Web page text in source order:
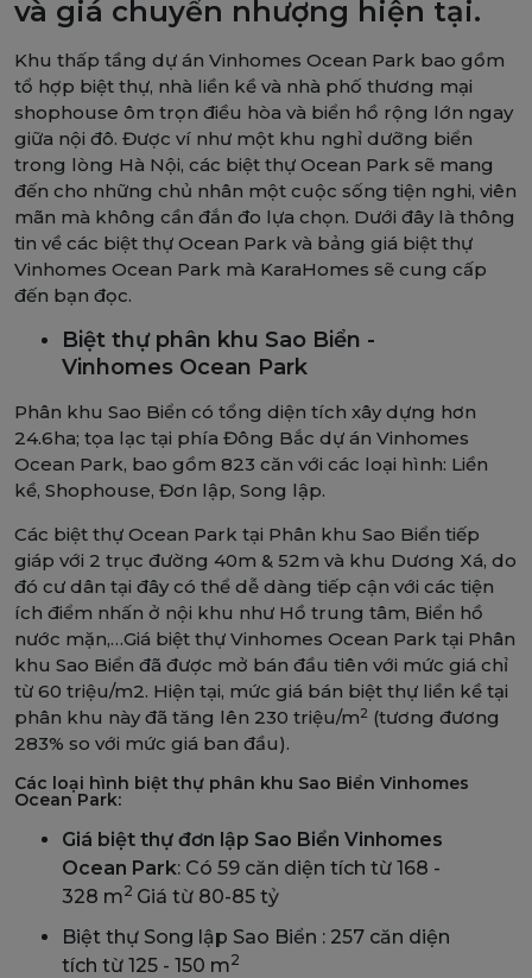
và giá chuyển nhượng hiện tại.
Khu thấp tầng dự án Vinhomes Ocean Park bao gồm
tổ hợp biệt thự, nhà liền kề và nhà phố thương mại
shophouse ôm trọn điều hòa và biển hồ rộng lớn ngay
giữa nội đô. Được ví như một khu nghỉ dưỡng biển
trong lòng Hà Nội, các biệt thự Ocean Park sẽ mang
đến cho những chủ nhân một cuộc sống tiện nghi, viên
mãn mà không cần đắn đo lựa chọn. Dưới đây là thông
tin về các biệt thự Ocean Park và bảng giá biệt thự
Vinhomes Ocean Park mà KaraHomes sẽ cung cấp
đến bạn đọc.
Biệt thự phân khu Sao Biển -
Vinhomes Ocean Park
Phân khu Sao Biển có tổng diện tích xây dựng hơn
24.6ha; tọa lạc tại phía Đông Bắc dự án Vinhomes
Ocean Park, bao gồm 823 căn với các loại hình: Liền
kề, Shophouse, Đơn lập, Song lập.
Các biệt thự Ocean Park tại Phân khu Sao Biển tiếp
giáp với 2 trục đường 40m & 52m và khu Dương Xá, do
đó cư dân tại đây có thể dễ dàng tiếp cận với các tiện
ích điểm nhấn ở nội khu như Hồ trung tâm, Biển hồ
nước mặn,…Giá biệt thự Vinhomes Ocean Park tại Phân
khu Sao Biển đã được mở bán đầu tiên với mức giá chỉ
từ 60 triệu/m2. Hiện tại, mức giá bán biệt thự liền kề tại
phân khu này đã tăng lên 230 triệu/m2 (tương đương
283% so với mức giá ban đầu).
Các loại hình biệt thự phân khu Sao Biển Vinhomes
Ocean Park:
Giá biệt thự đơn lập Sao Biển Vinhomes
Ocean Park: Có 59 căn diện tích từ 168 -
328 m2 Giá từ 80-85 tỷ
Biệt thự Song lập Sao Biển : 257 căn diện
tích từ 125 - 150 m2